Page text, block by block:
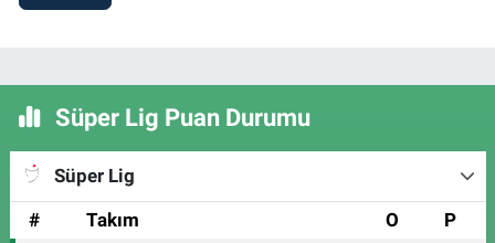
Süper Lig Puan Durumu
Süper Lig
#
Takım O P